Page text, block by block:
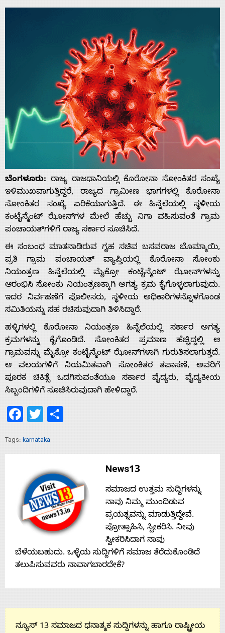
Home
About
Us
Advertise
With
Contact
Us
ಬೆಂಗಳೂರು: ರಾಜ್ಯ ರಾಜಧಾನಿ‌ಯಲ್ಲಿ ಕೊರೋನಾ ಸೋಂಕಿತರ ಸಂಖ್ಯೆ
ಇಳಿಮುಖವಾಗುತ್ತಿದ್ದರೆ, ರಾಜ್ಯದ ಗ್ರಾಮೀಣ ಭಾಗಗಳಲ್ಲಿ ಕೊರೋನಾ
ಸೋಂಕಿತರ ಸಂಖ್ಯೆ ಏರಿಕೆಯಾಗುತ್ತಿದೆ. ಈ ಹಿನ್ನೆಲೆಯಲ್ಲಿ ಸ್ಥಳೀಯ
ಕಂಟೈನ್ಮೆಂಟ್ ಝೋನ್‌ಗಳ ಮೇಲೆ ಹೆಚ್ಚು ನಿಗಾ ವಹಿಸುವಂತೆ ಗ್ರಾಮ
ಪಂಚಾಯತ್‌ಗಳಿಗೆ ರಾಜ್ಯ ಸರ್ಕಾರ ಸೂಚಿಸಿದೆ.
ಈ ಸಂಬಂಧ ಮಾತನಾಡಿರುವ ಗೃಹ ಸಚಿವ ಬಸವರಾಜ ಬೊಮ್ಮಾಯಿ,
ಪ್ರತಿ ಗ್ರಾಮ ಪಂಚಾಯತ್ ವ್ಯಾಪ್ತಿಯಲ್ಲಿ ಕೊರೋನಾ ಸೋಂಕು
ನಿಯಂತ್ರಣ ಹಿನ್ನೆಲೆಯಲ್ಲಿ ಮೈಕ್ರೋ ಕಂಟೈನ್ಮೆಂಟ್ ಝೋನ್‌ಗಳನ್ನು
ಆರಂಭಿಸಿ ಸೋಂಕು ನಿಯಂತ್ರಣ‌ಕ್ಕಾಗಿ ಅಗತ್ಯ ಕ್ರಮ ಕೈಗೊಳ್ಳಲಾಗುವುದು.
ಇದರ ನಿರ್ವಹಣೆಗೆ ಪೊಲೀಸರು, ಸ್ಥಳೀಯ ಅಧಿಕಾರಿಗಳನ್ನೊಳಗೊಂಡ
ಸಮಿತಿಯನ್ನು ಸಹ ರಚಿಸುವುದಾಗಿ ತಿಳಿಸಿದ್ದಾರೆ.
ಹಳ್ಳಿಗಳಲ್ಲಿ ಕೊರೋನಾ ನಿಯಂತ್ರಣ ಹಿನ್ನೆಲೆಯಲ್ಲಿ ಸರ್ಕಾರ ಅಗತ್ಯ
ಕ್ರಮಗಳನ್ನು ಕೈಗೊಂಡಿದೆ. ಸೋಂಕಿತರ ಪ್ರಮಾಣ ಹೆಚ್ಚಿದ್ದಲ್ಲಿ ಆ
ಗ್ರಾಮವನ್ನು ಮೈಕ್ರೋ ಕಂಟೈನ್ಮೆಂಟ್ ಝೋನ್‌ಗಳಾಗಿ ಗುರುತಿಸಲಾಗುತ್ತದೆ.
ಆ ವಲಯಗಳಿಗೆ ನಿಯಮಿತವಾಗಿ ಸೋಂಕಿತರ ತಪಾಸಣೆ, ಅವರಿಗೆ
ಪೂರಕ ಚಿಕಿತ್ಸೆ ಒದಗಿಸುವಂತೆಯೂ ಸರ್ಕಾರ ವೈದ್ಯರು, ವೈದ್ಯಕೀಯ
ಸಿಬ್ಬಂದಿ‌ಗಳಿಗೆ ಸೂಚಿಸಿರುವುದಾಗಿ ಹೇಳಿದ್ದಾರೆ.
Facebook
Twitter
Tags: karnataka
News13
ಸಮಾಜದ ಉತ್ತಮ ಸುದ್ದಿಗಳನ್ನು
ನಾವು ನಿಮ್ಮ ಮುಂದಿಡುವ
ಪ್ರಯತ್ನವನ್ನು ಮಾಡುತ್ತಿದ್ದೇವೆ.
ಪ್ರೋತ್ಸಾಹಿಸಿ, ಸ್ವೀಕರಿಸಿ. ನೀವು
ಸ್ವೀಕರಿಸಿದಾಗ ನಾವು
ಬೆಳೆಯಬಹುದು. ಒಳ್ಳೆಯ ಸುದ್ದಿಗಳಿಗೆ ಸಮಾಜ ತೆರೆದುಕೊಂಡಿದೆ
ತಲುಪಿಸುವವರು ನಾವಾಗಬಾರದೇಕೆ?
ನ್ಯೂಸ್ 13 ಸಮಾಜದ ಧನಾತ್ಮಕ ಸುದ್ದಿಗಳನ್ನು ಹಾಗೂ ರಾಷ್ಟ್ರೀಯ